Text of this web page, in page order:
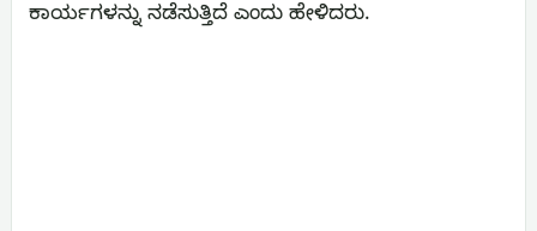
ಕಾರ್ಯಗಳನ್ನು ನಡೆಸುತ್ತಿದೆ ಎಂದು ಹೇಳಿದರು.